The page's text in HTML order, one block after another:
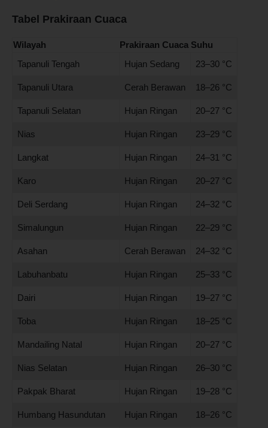
Tabel Prakiraan Cuaca
Wilayah Prakiraan Cuaca Suhu
Tapanuli Tengah
Hujan Sedang 23–30 °C
Tapanuli Utara Cerah Berawan 18–26 °C
Tapanuli Selatan Hujan Ringan 20–27 °C
Nias Hujan Ringan 23–29 °C
Langkat Hujan Ringan 24–31 °C
Karo Hujan Ringan 20–27 °C
Deli Serdang Hujan Ringan 24–32 °C
Simalungun Hujan Ringan 22–29 °C
Asahan Cerah Berawan 24–32 °C
Labuhanbatu Hujan Ringan 25–33 °C
Dairi Hujan Ringan 19–27 °C
Toba Hujan Ringan 18–25 °C
Mandailing Natal Hujan Ringan 20–27 °C
Nias Selatan Hujan Ringan 26–30 °C
Pakpak Bharat Hujan Ringan 19–28 °C
Humbang Hasundutan Hujan Ringan 18–26 °C